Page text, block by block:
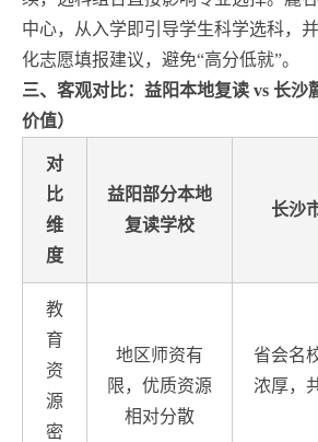
中心，从入学即引导学生科学选科，
化志愿填报建议，避免“高分低就”。
三、客观对比：益阳本地复读 vs 长沙
价值）
对
比
维
度
益阳部分本地
复读学校
长沙
教
育
资
源
密
地区师资有
限，优质资源
相对分散
省会名
浓厚，